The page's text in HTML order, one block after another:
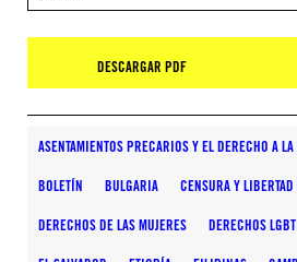
DESCARGAR PDF
ASENTAMIENTOS PRECARIOS Y EL DERECHO A
BOLETÍN BULGARIA CENSURA Y
DERECHOS DE LAS MUJERES DERECHOS